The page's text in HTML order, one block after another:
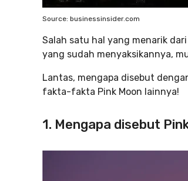
Source: businessinsider.com
Salah satu hal yang menarik
yang sudah menyaksikannya,
Lantas, mengapa disebut
fakta-fakta Pink Moon lainnya!
1. Mengapa disebut